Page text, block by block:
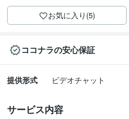
お気に入り(5)
ココナラの安心保証
提供形式 ビデオチャット
サービス内容